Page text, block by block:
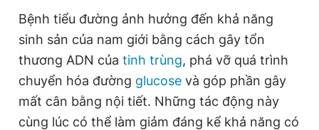
Thông tin tòa soạn Liên hệ quảng cáo
Bệnh tiểu đường ảnh hưởng đến khả năng
sinh sản của nam giới bằng cách gây tổn
thương ADN của tinh trùng, phá vỡ quá trình
chuyển hóa đường glucose và góp phần gây
mất cân bằng nội tiết. Những tác động này
cùng lúc có thể làm giảm đáng kể khả năng có